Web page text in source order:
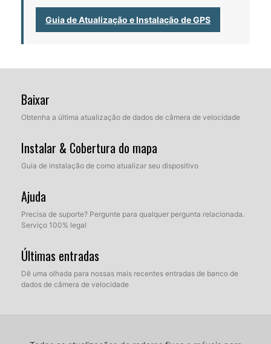
Guia de Atualização e Instalação de GPS
Baixar
Obtenha a última atualização de dados de câmera de velocidade
Instalar & Cobertura do mapa
Guia de instalação de como atualizar seu dispositivo
Ajuda
Precisa de suporte? Pergunte para qualquer pergunta relacionada.
Serviço 100% legal
Últimas entradas
Dê uma olhada para nossas mais recentes entradas de banco de
dados de câmera de velocidade